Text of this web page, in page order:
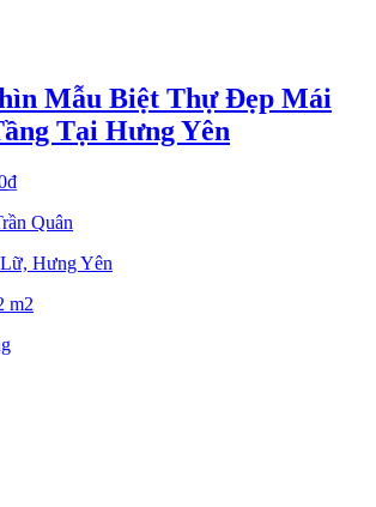
Mẫu Biệt Thự Đẹp Mái
Tại Hưng Yên
₫
Quân
Hưng Yên
m2